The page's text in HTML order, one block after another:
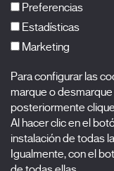
Nombre
Apellidos
Correo electrónico
Preferencias
Estadísticas
Marketing
Para configurar las
marque o
posteriormente
Al hacer clic en el
instalación de todas
Igualmente, con el